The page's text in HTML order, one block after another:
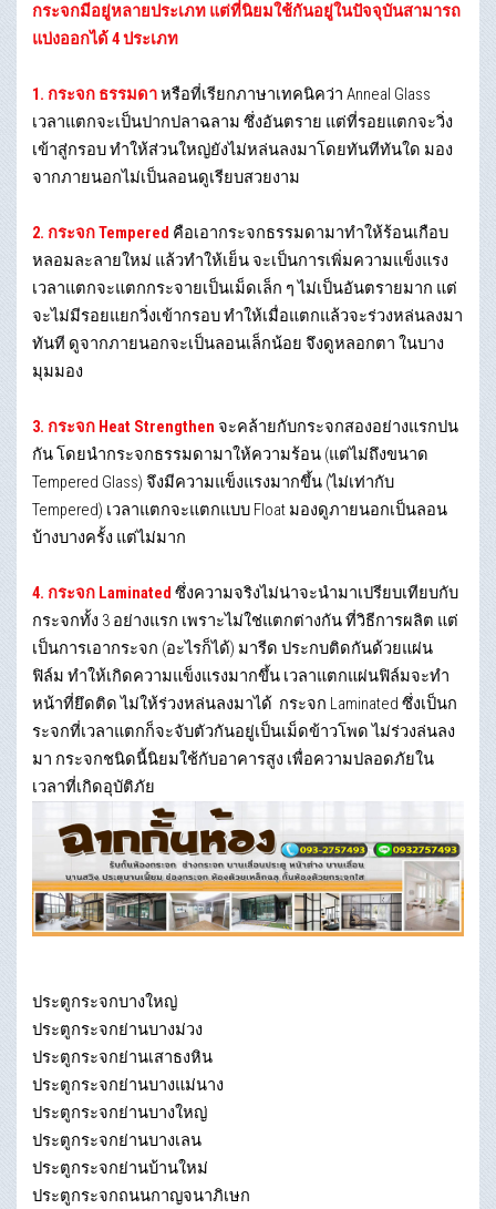
กระจกมีอยู่หลายประเภท แต่ที่นิยมใช้กันอยู่ในปัจจุบันสามารถ
แบ่งออกได้ 4 ประเภท
1. กระจก ธรรมดาหรือที่เรียกภาษาเทคนิคว่า Anneal Glass
เวลาแตกจะเป็นปากปลาฉลาม ซึ่งอันตราย แต่ที่รอยแตกจะวิ่ง
เข้าสู่กรอบ ทำให้ส่วนใหญ่ยังไม่หล่นลงมาโดยทันทีทันใด มอง
จากภายนอกไม่เป็นลอนดูเรียบสวยงาม
2. กระจก Tempered คือเอากระจกธรรมดามาทำให้ร้อนเกือบ
หลอมละลายใหม่ แล้วทำให้เย็น จะเป็นการเพิ่มความแข็งแรง
เวลาแตกจะแตกกระจายเป็นเม็ดเล็ก ๆ ไม่เป็นอันตรายมาก แต่
จะไม่มีรอยแยกวิ่งเข้ากรอบ ทำให้เมื่อแตกแล้วจะร่วงหล่นลงมา
ทันที ดูจากภายนอกจะเป็นลอนเล็กน้อย จึงดูหลอกตา ในบาง
มุมมอง
3. กระจก Heat Strengthen จะคล้ายกับกระจกสองอย่างแรกปน
กัน โดยนำกระจกธรรมดามาให้ความร้อน (แต่ไม่ถึงขนาด
Tempered Glass) จึงมีความแข็งแรงมากขึ้น (ไม่เท่ากับ
Tempered) เวลาแตกจะแตกแบบ Float มองดูภายนอกเป็นลอน
บ้างบางครั้ง แต่ไม่มาก
4. กระจก Laminated ซึ่งความจริงไม่น่าจะนำมาเปรียบเทียบกับ
กระจกทั้ง 3 อย่างแรก เพราะไม่ใช่แตกต่างกัน ที่วิธีการผลิต แต่
เป็นการเอากระจก (อะไรก็ได้) มารีด ประกบติดกันด้วยแผ่น
ฟิล์ม ทำให้เกิดความแข็งแรงมากขึ้น เวลาแตกแผ่นฟิล์มจะทำ
หน้าที่ยึดติด ไม่ให้ร่วงหล่นลงมาได้ กระจก Laminated ซึ่งเป็นก
ระจกที่เวลาแตกก็จะจับตัวกันอยู่เป็นเม็ดข้าวโพด ไม่ร่วงล่นลง
มา กระจกชนิดนี้นิยมใช้กับอาคารสูง เพื่อความปลอดภัยใน
เวลาที่เกิดอุบัติภัย
ประตูกระจกบางใหญ่
ประตูกระจกย่านบางม่วง
ประตูกระจกย่านเสาธงหิน
ประตูกระจกย่านบางแม่นาง
ประตูกระจกย่านบางใหญ่
ประตูกระจกย่านบางเลน
ประตูกระจกย่านบ้านใหม่
ประตูกระจกถนนกาญจนาภิเษก